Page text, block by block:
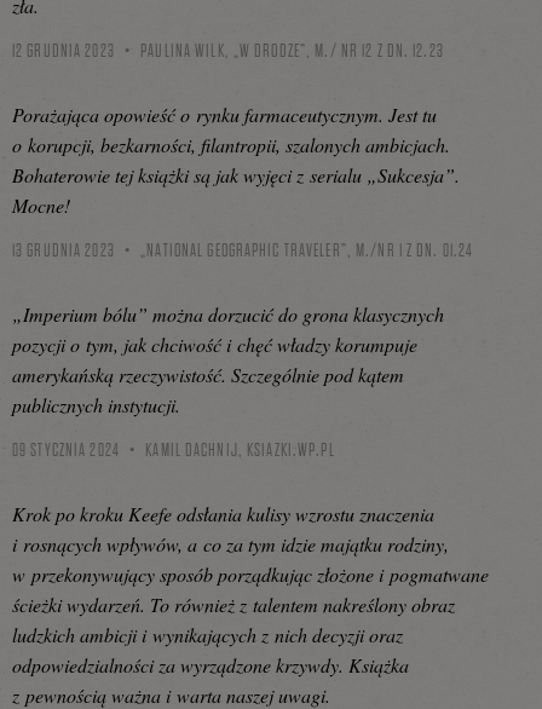
zła.
12 GRUDNIA 2023 PAULINA WILK, „W DRODZE”, M./ NR 12 Z DN. 12.23
Porażająca opowieść o rynku farmaceutycznym. Jest tu
o korupcji, bezkarności, filantropii, szalonych ambicjach.
Bohaterowie tej książki są jak wyjęci z serialu „Sukcesja”.
Mocne!
13 GRUDNIA 2023 „NATIONAL GEOGRAPHIC TRAVELER”, M./NR 1 Z DN. 01.24
„Imperium bólu” można dorzucić do grona klasycznych
pozycji o tym, jak chciwość i chęć władzy korumpuje
amerykańską rzeczywistość. Szczególnie pod kątem
publicznych instytucji.
09 STYCZNIA 2024 KAMIL DACHNIJ, KSIAZKI.WP.PL
Krok po kroku Keefe odsłania kulisy wzrostu znaczenia
i rosnących wpływów, a co za tym idzie majątku rodziny,
w przekonywujący sposób porządkując złożone i pogmatwane
ścieżki wydarzeń. To również z talentem nakreślony obraz
ludzkich ambicji i wynikających z nich decyzji oraz
odpowiedzialności za wyrządzone krzywdy. Książka
z pewnością ważna i warta naszej uwagi.